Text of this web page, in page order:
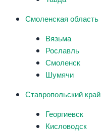
Смоленская область
Вязьма
Рославль
Смоленск
Шумячи
Ставропольский край
Георгиевск
Кисловодск